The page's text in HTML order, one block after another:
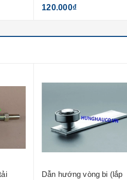
120.000₫
Dẫn hướng vòng bi (lắp